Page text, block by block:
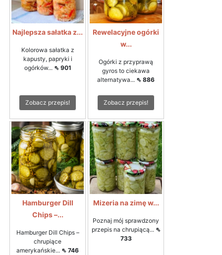
Najlepsza sałatka z...
Kolorowa sałatka z
kapusty, papryki i
ogórków... ⇖ 901
Zobacz przepis!
Rewelacyjne ogórki
w...
Ogórki z przyprawą
gyros to ciekawa
alternatywa... ⇖ 886
Zobacz przepis!
Hamburger Dill
Chips –...
Hamburger Dill Chips –
chrupiące
amerykańskie... ⇖ 746
Mizeria na zimę w...
Poznaj mój sprawdzony
przepis na chrupiącą... ⇖
733